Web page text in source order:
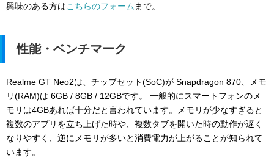
興味のある方はこちらのフォーム まで。
性能・ベンチマーク
Realme GT Neo2は、チップセット(SoC)が Snapdragon 870、メモ
リ(RAM)は 6GB / 8GB / 12GBです。 一般的にスマートフォンのメ
モリは4GBあれば十分だと言われています。メモリが少なすぎると
複数のアプリを立ち上げた時や、複数タブを開いた時の動作が遅く
なりやすく、逆にメモリが多いと消費電力が上がることが知られて
います。